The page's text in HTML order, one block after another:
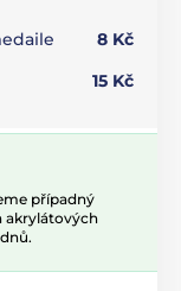
8 Kč
15 Kč
případný
akrylátových